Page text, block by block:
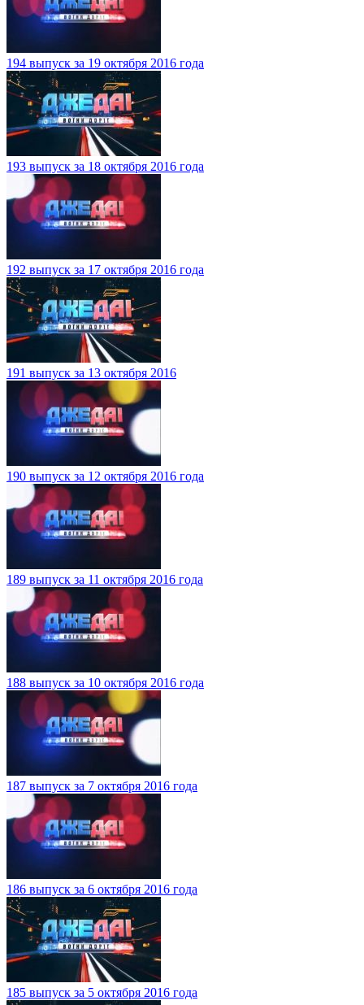
194 выпуск за 19 октября 2016 года
193 выпуск за 18 октября 2016 года
192 выпуск за 17 октября 2016 года
191 выпуск за 13 октября 2016
190 выпуск за 12 октября 2016 года
189 выпуск за 11 октября 2016 года
188 выпуск за 10 октября 2016 года
187 выпуск за 7 октября 2016 года
186 выпуск за 6 октября 2016 года
185 выпуск за 5 октября 2016 года